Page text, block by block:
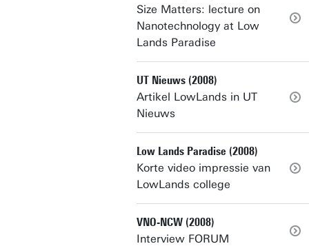
Size Matters: lecture on
Nanotechnology at Low
Lands Paradise
UT Nieuws (2008)
Artikel LowLands in UT
Nieuws
Low Lands Paradise (2008)
Korte video impressie van
LowLands college
VNO-NCW (2008)
Interview FORUM